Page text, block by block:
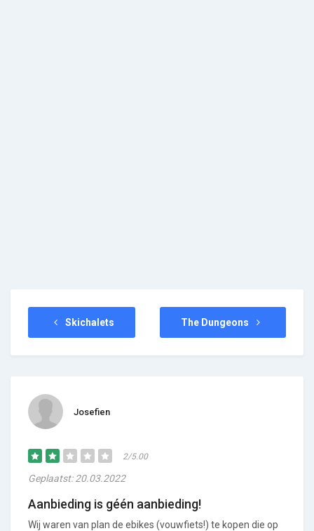
Skichalets The Dungeons
Josefien
2/5.00
Geplaatst: 20.03.2022
Aanbieding is géén aanbieding!
Wij waren van plan de ebikes (vouwfiets!) te kopen die op